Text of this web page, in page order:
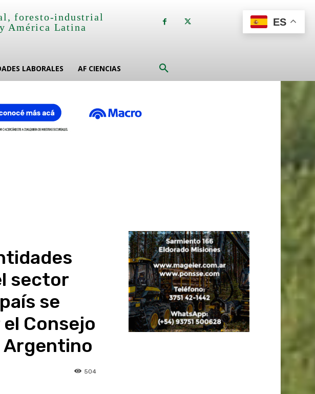
foresto-industrial
América Latina
LABORALES AF CIENCIAS
sector
se
Consejo
504
ES